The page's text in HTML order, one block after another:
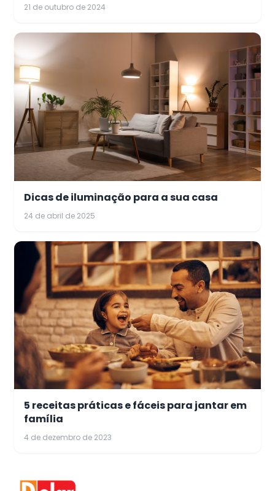
21 de outubro de 2024
Dicas de iluminação para a sua casa
24 de abril de 2025
5 receitas práticas e fáceis para jantar em
família
4 de dezembro de 2023